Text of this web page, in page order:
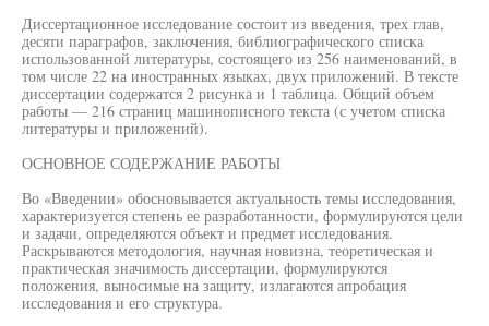
Диссертационное исследование состоит из введения, трех глав,
десяти параграфов, заключения, библиографического списка
использованной литературы, состоящего из 256 наименований, в
том числе 22 на иностранных языках, двух приложений. В тексте
диссертации содержатся 2 рисунка и 1 таблица. Общий объем
работы — 216 страниц машинописного текста (с учетом списка
литературы и приложений).
ОСНОВНОЕ СОДЕРЖАНИЕ РАБОТЫ
Во «Введении» обосновывается актуальность темы исследования,
характеризуется степень ее разработанности, формулируются цели
и задачи, определяются объект и предмет исследования.
Раскрываются методология, научная новизна, теоретическая и
практическая значимость диссертации, формулируются
положения, выносимые на защиту, излагаются апробация
исследования и его структура.